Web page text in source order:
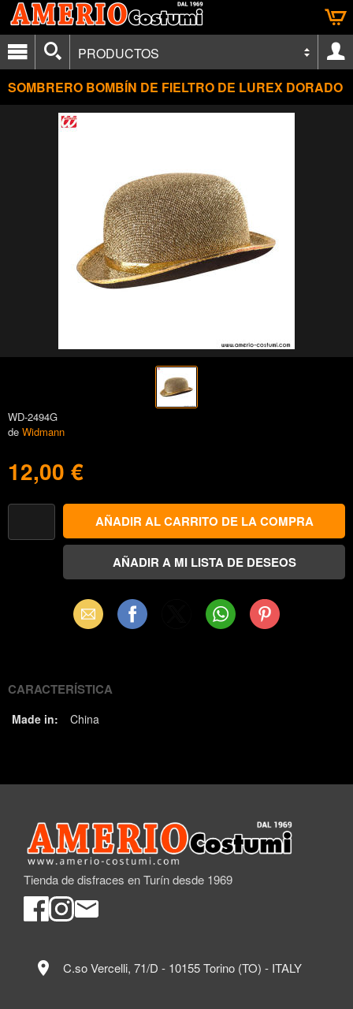
PRODUCTOS
SOMBRERO BOMBÍN DE FIELTRO DE LUREX DORADO
WD-2494G
de Widmann
12,00 €
Email Facebook WhatsAppPinterest
CARACTERÍSTICA
Made in: China
Tienda de disfraces en Turín desde 1969
location_on C.so Vercelli, 71/D - 10155 Torino (TO) - ITALY